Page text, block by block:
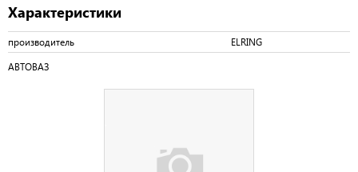
Характеристики
производитель ELRING
АВТОВАЗ